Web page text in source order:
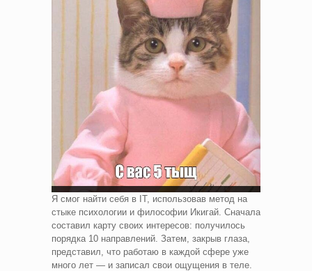
Я смог найти себя в IT, использовав метод на
стыке психологии и философии Икигай. Сначала
составил карту своих интересов: получилось
порядка 10 направлений. Затем, закрыв глаза,
представил, что работаю в каждой сфере уже
много лет — и записал свои ощущения в теле.